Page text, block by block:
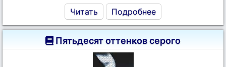
Читать Подробнее
Пятьдесят оттенков серого